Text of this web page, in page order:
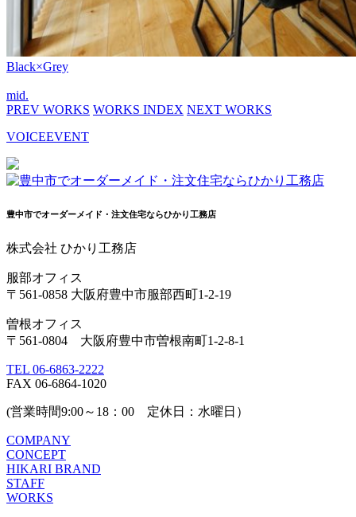
Black×Grey
mid.
PREV WORKS WORKS INDEX NEXT WORKS
VOICEEVENT
豊中市でオーダーメイド・注文住宅ならひかり工務店
株式会社 ひかり工務店
服部オフィス
〒561-0858 大阪府豊中市服部西町1-2-19
曽根オフィス
〒561-0804 大阪府豊中市曽根南町1-2-8-1
TEL 06-6863-2222
FAX 06-6864-1020
(営業時間9:00～18：00 定休日：水曜日）
COMPANY
CONCEPT
HIKARI BRAND
STAFF
WORKS